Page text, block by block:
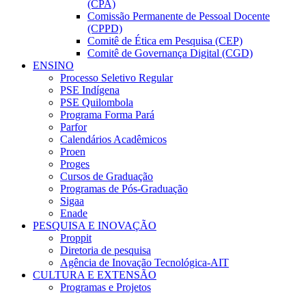
(CPA)
Comissão Permanente de Pessoal Docente
(CPPD)
Comitê de Ética em Pesquisa (CEP)
Comitê de Governança Digital (CGD)
ENSINO
Processo Seletivo Regular
PSE Indígena
PSE Quilombola
Programa Forma Pará
Parfor
Calendários Acadêmicos
Proen
Proges
Cursos de Graduação
Programas de Pós-Graduação
Sigaa
Enade
PESQUISA E INOVAÇÃO
Proppit
Diretoria de pesquisa
Agência de Inovação Tecnológica-AIT
CULTURA E EXTENSÃO
Programas e Projetos